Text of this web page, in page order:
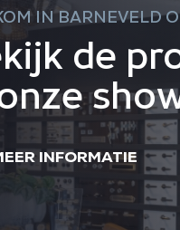
IN BARNEVELD
de
INFORMATIE